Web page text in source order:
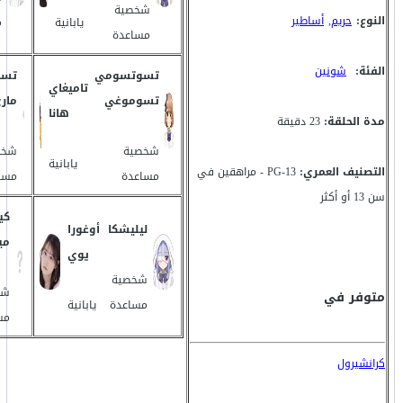
النوع: حريم, أساطير
الفئة: شونين
مدة الحلقة: 23 دقيقة
التصنيف العمري:
PG-13 - مراهقين في
سن 13 أو أكثر
متوفر في
كرانشيرول
شخصية
مساعدة
يابانية
تسوتسومي
تسوموغي
شخصية
مساعدة
تاميغاي
هانا
يابانية
ليليشكا
شخصية
مساعدة
أوغورا
يوي
يابانية